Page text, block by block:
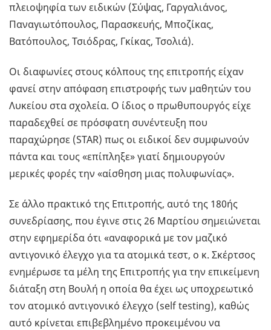
πλειοψηφία των ειδικών (Σύψας, Γαργαλιάνος,
Παναγιωτόπουλος, Παρασκευής, Μποζίκας,
Βατόπουλος, Τσιόδρας, Γκίκας, Τσολιά).
Οι διαφωνίες στους κόλπους της επιτροπής είχαν
φανεί στην απόφαση επιστροφής των μαθητών του
Λυκείου στα σχολεία. Ο ίδιος ο πρωθυπουργός είχε
παραδεχθεί σε πρόσφατη συνέντευξη που
παραχώρησε (STAR) πως οι ειδικοί δεν συμφωνούν
πάντα και τους «επίπληξε» γιατί δημιουργούν
μερικές φορές την «αίσθηση μιας πολυφωνίας».
Σε άλλο πρακτικό της Επιτροπής, αυτό της 180ής
συνεδρίασης, που έγινε στις 26 Μαρτίου σημειώνεται
στην εφημερίδα ότι «αναφορικά με τον μαζικό
αντιγονικό έλεγχο για τα ατομικά τεστ, ο κ. Σκέρτσος
ενημέρωσε τα μέλη της Επιτροπής για την επικείμενη
διάταξη στη Βουλή η οποία θα έχει ως υποχρεωτικό
τον ατομικό αντιγονικό έλεγχο (self testing), καθώς
αυτό κρίνεται επιβεβλημένο προκειμένου να